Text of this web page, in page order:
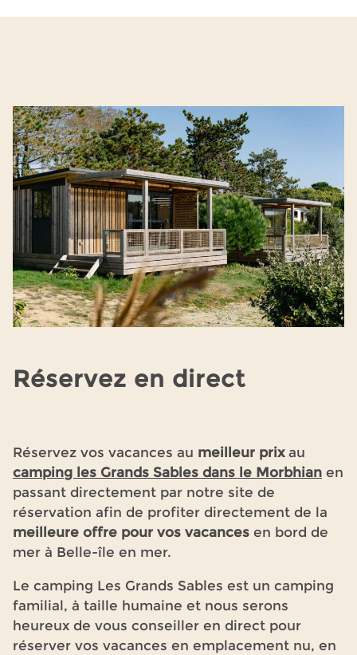
Réservez en direct
Réservez vos vacances au meilleur prix au
camping les Grands Sables dans le Morbhian en
passant directement par notre site de
réservation afin de profiter directement de la
meilleure offre pour vos vacances en bord de
mer à Belle-île en mer.
Le camping Les Grands Sables est un camping
familial, à taille humaine et nous serons
heureux de vous conseiller en direct pour
réserver vos vacances en emplacement nu, en